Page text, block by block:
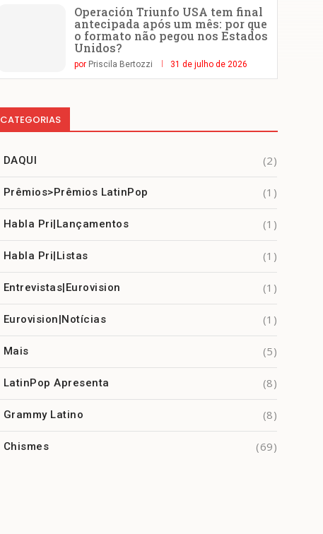
Operación Triunfo USA tem final
antecipada após um mês: por que
o formato não pegou nos Estados
Unidos?
por Priscila Bertozzi 31 de julho de 2026
CATEGORIAS
DAQUI (2)
Prêmios>Prêmios LatinPop (1)
Habla Pri|Lançamentos (1)
Habla Pri|Listas (1)
Entrevistas|Eurovision (1)
Eurovision|Notícias (1)
Mais (5)
LatinPop Apresenta (8)
Grammy Latino (8)
Chismes (69)